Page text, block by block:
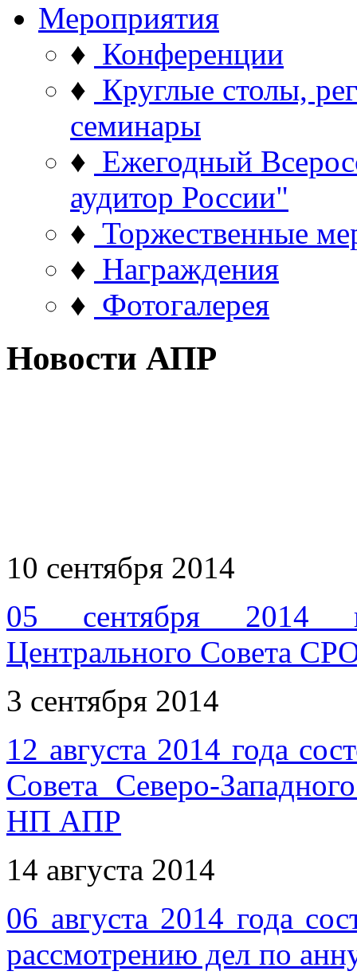
Мероприятия
♦ Конференции
♦ Круглые столы,
семинары
♦ Ежегодный
аудитор России"
♦ Торжественные
♦ Награждения
♦ Фотогалерея
Новости АПР
10 сентября 2014
05 сентября 2014
Центрального Совета
3 сентября 2014
12 августа 2014 года
Совета Северо-
НП АПР
14 августа 2014
06 августа 2014 года
рассмотрению дел по